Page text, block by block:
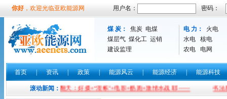
你好，欢迎光临亚欧能源网 用户名： 密码：
煤 炭： 焦炭 电煤
煤层气 煤化工 运销
建设监理
电 力：
火电
水电
核电
农电
电网
首页 | 资讯 | 政策 | 能源风云 | 能源经济 | 能源科技
滚动新闻：
四川宜宾石城山嗨翻天：好摄+“混帐”+电影+酷跑+激情水战 耶—— 书法界